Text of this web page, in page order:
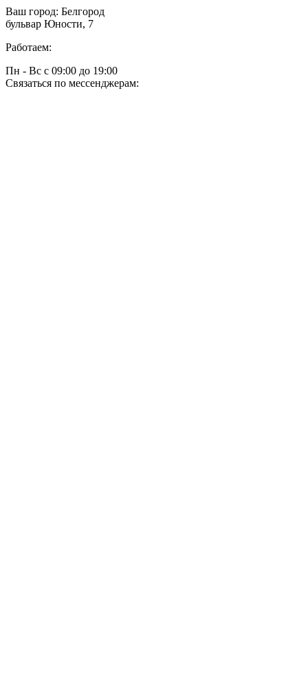
Ваш город: Белгород
бульвар Юности, 7
Работаем:
Пн - Вс с 09:00 до 19:00
Связаться по мессенджерам: